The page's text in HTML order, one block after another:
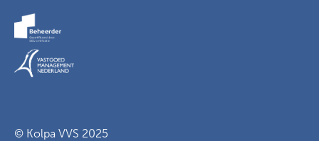
© Kolpa VVS 2025
Voorwaarden
Privacy
Cookies